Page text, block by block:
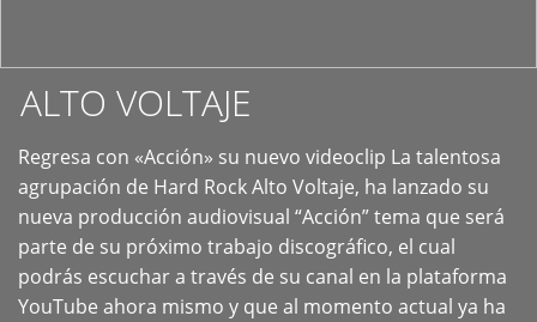
ALTO VOLTAJE
Regresa con «Acción» su nuevo videoclip La talentosa
agrupación de Hard Rock Alto Voltaje, ha lanzado su
nueva producción audiovisual “Acción” tema que será
parte de su próximo trabajo discográfico, el cual
podrás escuchar a través de su canal en la plataforma
YouTube ahora mismo y que al momento actual ya ha
+